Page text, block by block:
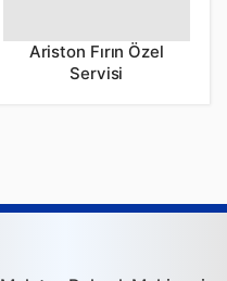
Ariston Fırın Özel
Servisi